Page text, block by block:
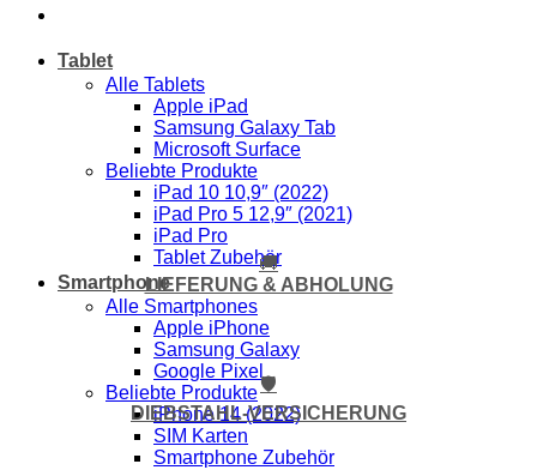
Tablet
Alle Tablets
Apple iPad
Samsung Galaxy Tab
Microsoft Surface
Beliebte Produkte
iPad 10 10,9″ (2022)
iPad Pro 5 12,9″ (2021)
iPad Pro
Tablet Zubehör
Smartphone
Alle Smartphones
Apple iPhone
Samsung Galaxy
Google Pixel
Beliebte Produkte
iPhone 14 (2022)
SIM Karten
Smartphone Zubehör
🚚
LIEFERUNG & ABHOLUNG
🛡️
DIEBSTAHL-VERSICHERUNG